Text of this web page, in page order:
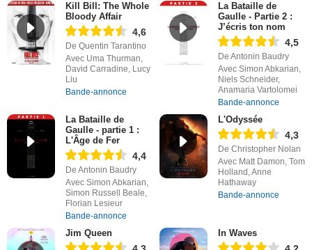
Kill Bill: The Whole
Bloody Affair
4,6
De Quentin Tarantino
Avec Uma Thurman,
David Carradine, Lucy
Liu
Bande-annonce
La Bataille de
Gaulle - Partie 2 :
J’écris ton nom
4,5
De Antonin Baudry
Avec Simon Abkarian,
Niels Schneider,
Anamaria Vartolomei
Bande-annonce
La Bataille de
Gaulle - partie 1 :
L'Âge de Fer
4,4
De Antonin Baudry
Avec Simon Abkarian,
Simon Russell Beale,
Florian Lesieur
Bande-annonce
L'Odyssée
4,3
De Christopher Nolan
Avec Matt Damon, Tom
Holland, Anne
Hathaway
Bande-annonce
Jim Queen In Waves